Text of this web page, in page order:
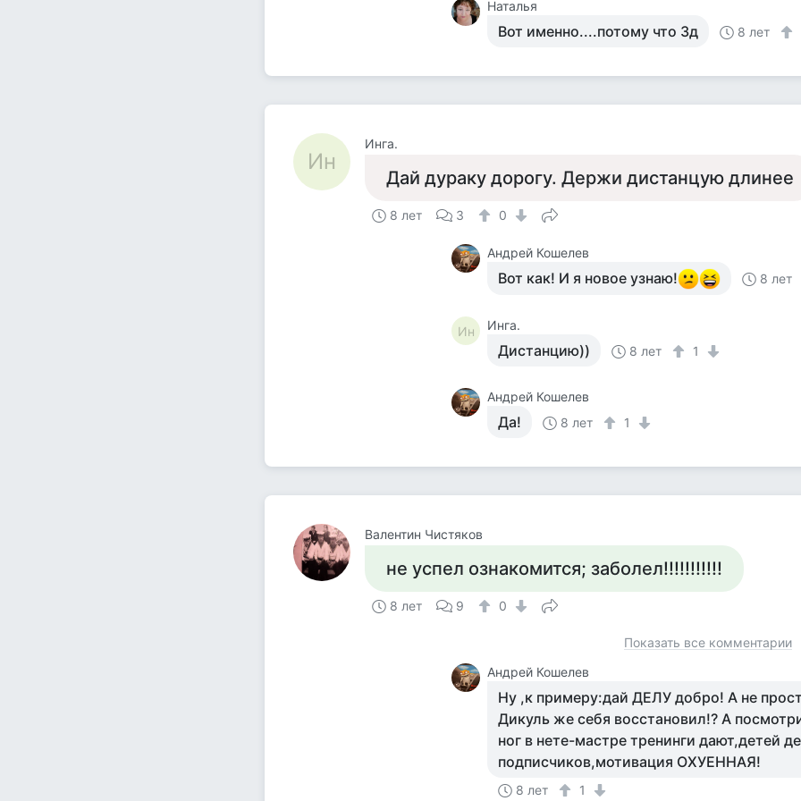
Наталья
Вот именно....потому что 3д 8 лет
Ин
Инга.
Дай дураку дорогу. Держи дистанцую длинее
8 лет 3 0
Андрей Кошелев
Вот как! И я новое узнаю! 8 лет
Ин Инга.
Дистанцию)) 8 лет 1
Андрей Кошелев
Да! 8 лет 1
Валентин Чистяков
не успел ознакомится; заболел!!!!!!!!!!!
8 лет 9 0
Показать все комментарии
Андрей Кошелев
Ну ,к примеру:дай ДЕЛУ добро! А не
Дикуль же себя восстановил!? А
ног в нете-мастре тренинги дают,детей
подписчиков,мотивация ОХУЕННАЯ!
8 лет 1